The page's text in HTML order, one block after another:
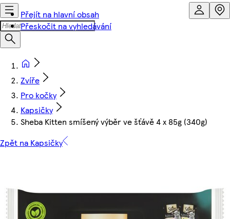
Přejít na hlavní obsah
Přeskočit na vyhledávání
Zvíře
Pro kočky
Kapsičky
Sheba Kitten smíšený výběr ve šťávě 4 x 85g (340g)
Zpět na Kapsičky